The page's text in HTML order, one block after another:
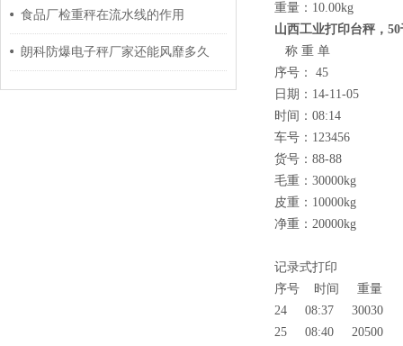
食品厂检重秤在流水线的作用
朗科防爆电子秤厂家还能风靡多久
重量：10.00kg
山西工业打印台秤，
称 重 单
序号： 45
日期：14-11-05
时间：08:14
车号：123456
货号：88-88
毛重：30000kg
皮重：10000kg
净重：20000kg
记录式打印
序号 时间 重量
24 08:37 30030
25 08:40 20500